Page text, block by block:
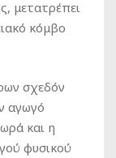
μετατρέπει
κόμβο
σχεδόν
αγωγό
και η
φυσικού